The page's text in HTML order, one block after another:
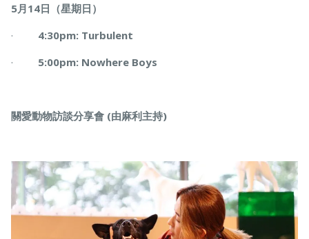
5月14日（星期日）
· 4:30pm: Turbulent
· 5:00pm: Nowhere Boys
關愛動物訪談分享會 (由麻利主持)